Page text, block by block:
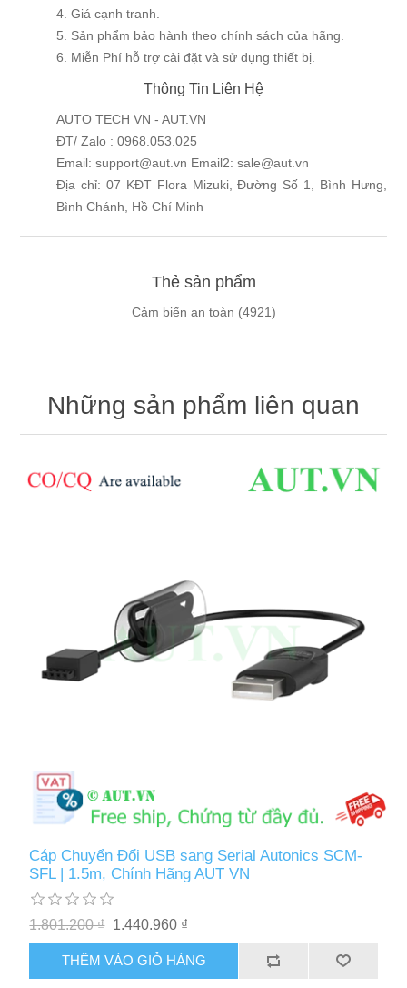
4. Giá cạnh tranh.
5. Sản phẩm bảo hành theo chính sách của hãng.
6. Miễn Phí hỗ trợ cài đặt và sử dụng thiết bị.
Thông Tin Liên Hệ
AUTO TECH VN - AUT.VN
ĐT/ Zalo : 0968.053.025
Email: support@aut.vn Email2: sale@aut.vn
Địa chỉ: 07 KĐT Flora Mizuki, Đường Số 1, Bình Hưng,
Bình Chánh, Hồ Chí Minh
Thẻ sản phẩm
Cảm biến an toàn (4921)
Những sản phẩm liên quan
Cáp Chuyển Đổi USB sang Serial Autonics SCM-
SFL | 1.5m, Chính Hãng AUT VN
1.801.200 ₫ 1.440.960 ₫
THÊM VÀO GIỎ HÀNG